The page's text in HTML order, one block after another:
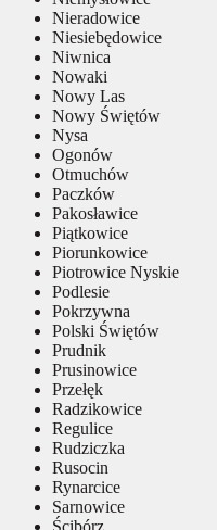
Nieradowice
Niesiebędowice
Niwnica
Nowaki
Nowy Las
Nowy Świętów
Nysa
Ogonów
Otmuchów
Paczków
Pakosławice
Piątkowice
Piorunkowice
Piotrowice Nyskie
Podlesie
Pokrzywna
Polski Świętów
Prudnik
Prusinowice
Przełęk
Radzikowice
Regulice
Rudziczka
Rusocin
Rynarcice
Sarnowice
Ścibórz